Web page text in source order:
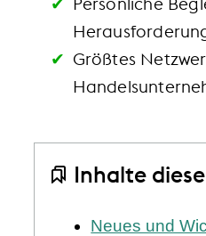
Größtes
Inhalte
Neues und